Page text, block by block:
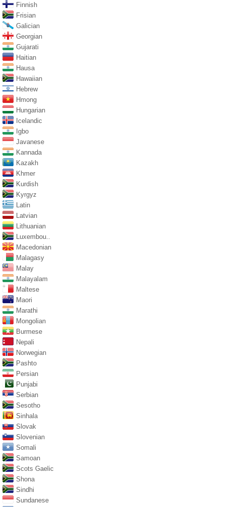
Finnish
Frisian
Galician
Georgian
Gujarati
Haitian
Hausa
Hawaiian
Hebrew
Hmong
Hungarian
Icelandic
Igbo
Javanese
Kannada
Kazakh
Khmer
Kurdish
Kyrgyz
Latin
Latvian
Lithuanian
Luxembou..
Macedonian
Malagasy
Malay
Malayalam
Maltese
Maori
Marathi
Mongolian
Burmese
Nepali
Norwegian
Pashto
Persian
Punjabi
Serbian
Sesotho
Sinhala
Slovak
Slovenian
Somali
Samoan
Scots Gaelic
Shona
Sindhi
Sundanese